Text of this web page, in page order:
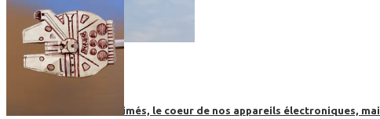
High-Tech
High-Tech
Les circuits imprimés, le coeur de nos appareils électroniques,